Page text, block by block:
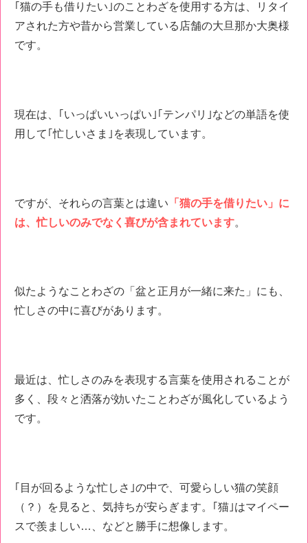
｢猫の手も借りたい｣のことわざを使用する方は、リタイ
アされた方や昔から営業している店舗の大旦那か大奥様
です。
現在は、｢いっぱいいっぱい｣｢テンパリ｣などの単語を使
用して｢忙しいさま｣を表現しています。
ですが、それらの言葉とは違い 「猫の手を借りたい」に
は、忙しいのみでなく喜びが含まれています。
似たようなことわざの「盆と正月が一緒に来た」にも、
忙しさの中に喜びがあります。
最近は、忙しさのみを表現する言葉を使用されることが
多く、段々と洒落が効いたことわざが風化しているよう
です。
｢目が回るような忙しさ｣の中で、可愛らしい猫の笑顔
（？）を見ると、気持ちが安らぎます。｢猫｣はマイペー
スで羨ましい…、などと勝手に想像します。